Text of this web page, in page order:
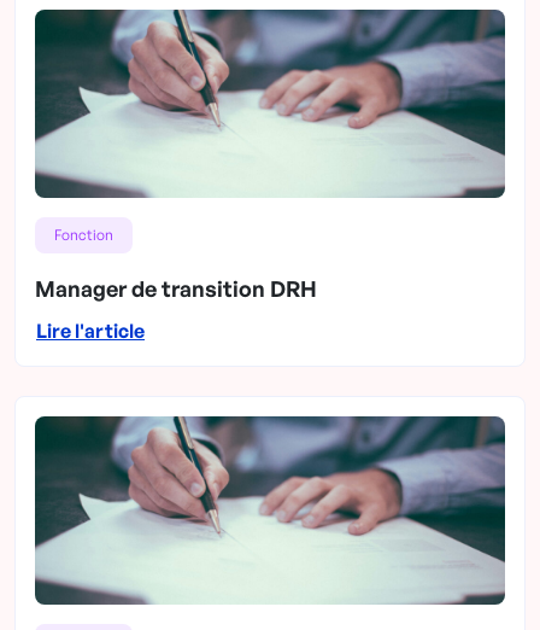
Fonction
Manager de transition DRH
Lire l'article